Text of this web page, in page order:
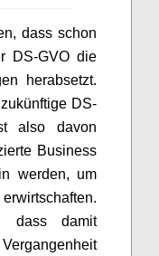
dass schon
DS-GVO die
herabsetzt.
DS-
also davon
Business
werden, um
dass damit